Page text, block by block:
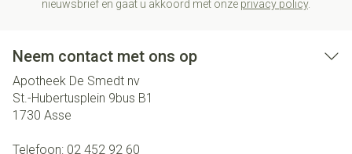
nieuwsbrief en gaat u akkoord met onze privacy policy.
Neem contact met ons op
Apotheek De Smedt nv
St.-Hubertusplein 9bus B1
1730 Asse
Telefoon: 02 452 92 60